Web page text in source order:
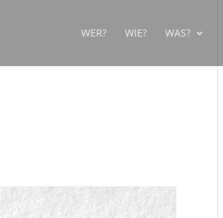
WER? WIE? WAS?